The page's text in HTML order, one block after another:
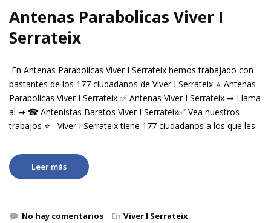
Antenas Parabolicas Viver I
Serrateix
En Antenas Parabolicas Viver I Serrateix hemos trabajado con
bastantes de los 177 ciudadanos de Viver I Serrateix ⭐ Antenas
Parabolicas Viver I Serrateix ✅ Antenas Viver I Serrateix ➡ Llama
al ➡ ☎ Antenistas Baratos Viver I Serrateix✅ Vea nuestros
trabajos ⭐ Viver I Serrateix tiene 177 ciudadanos a los que les
Leer más
No hay comentarios En Viver I Serrateix